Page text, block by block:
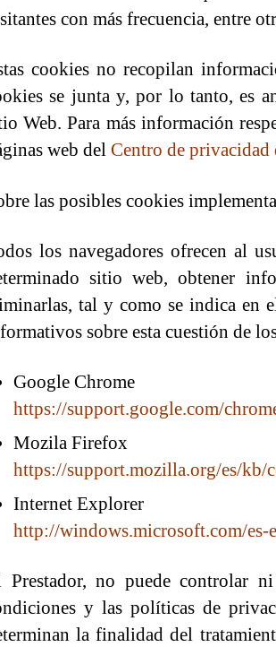
con más frecuencia, entre
cookies no recopilan
se junta y, por lo tanto, es
Web. Para más información
web del Centro de privacidad
las posibles cookies
los navegadores ofrecen al
sitio web, obtener
tal y como se indica en
sobre esta cuestión de
Google Chrome
https://support.google.com/
Mozila Firefox
https://support.mozilla.org/es/kb/
Internet Explorer
http://windows.microsoft.com/es-
Prestador, no puede controlar
y las políticas de
la finalidad del